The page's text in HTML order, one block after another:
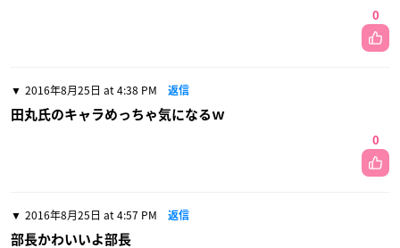
0
2016年8月25日 at 4:38 PM 返信
田丸氏のキャラめっちゃ気になるｗ
0
2016年8月25日 at 4:57 PM 返信
部長かわいいよ部長